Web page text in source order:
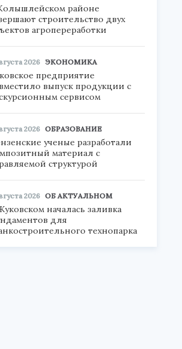
районе
строительство двух
агропереработки
2026 ЭКОНОМИКА
предприятие
выпуск продукции с
сервисом
2026 ОБРАЗОВАНИЕ
ученые разработали
материал с
структурой
2026 ОБ АКТУАЛЬНОМ
началась заливка
для
технопарка